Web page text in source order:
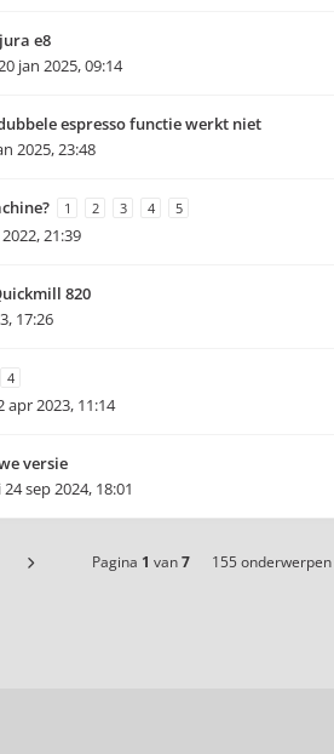
e8
jan 2025, 09:14
espresso functie werkt niet
2025, 23:48
1 2 3 4 5
21:39
820
17:26
4
apr 2023, 11:14
versie
24 sep 2024, 18:01
Pagina 1 van7 155 onderwerpen